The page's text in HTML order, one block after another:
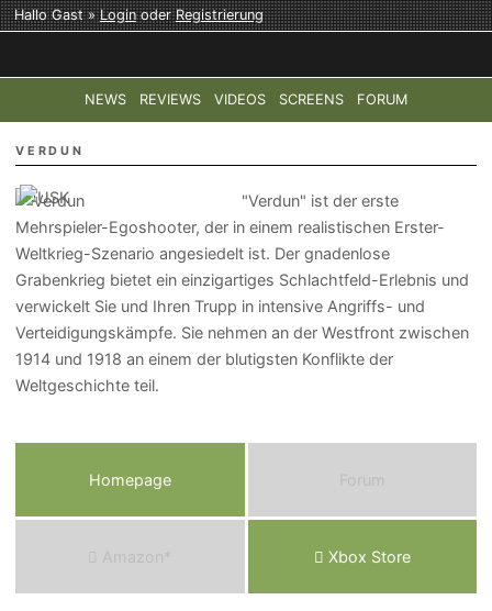
Hallo Gast »LoginoderRegistrierung
NEWS REVIEWS VIDEOS SCREENS FORUM
TOP-THEMEN: COD: MODERN WARFARE 4 HALO:
VERDUN
"Verdun" ist der erste
Mehrspieler-Egoshooter, der in einem realistischen Erster-
Weltkrieg-Szenario angesiedelt ist. Der gnadenlose
Grabenkrieg bietet ein einzigartiges Schlachtfeld-Erlebnis und
verwickelt Sie und Ihren Trupp in intensive Angriffs- und
Verteidigungskämpfe. Sie nehmen an der Westfront zwischen
1914 und 1918 an einem der blutigsten Konflikte der
Weltgeschichte teil.
Homepage Forum
Amazon* Xbox Store